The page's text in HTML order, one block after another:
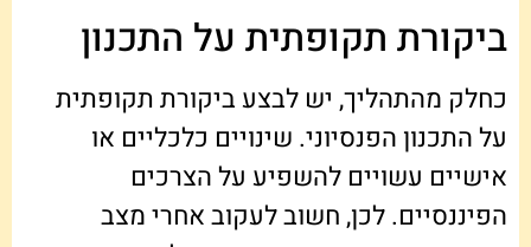
ביקורת תקופתית על התכנון
כחלק מהתהליך, יש לבצע ביקורת תקופתית
על התכנון הפנסיוני. שינויים כלכליים או
אישיים עשויים להשפיע על הצרכים
הפיננסיים. לכן, חשוב לעקוב אחרי מצב